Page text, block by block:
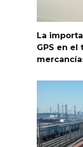
La
GPS en el